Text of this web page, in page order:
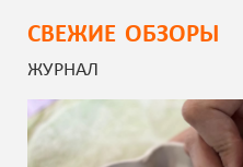
СВЕЖИЕ ОБЗОРЫ
ЖУРНАЛ